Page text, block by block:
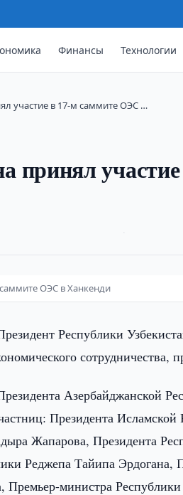
Финансы Технологии
участие в 17-м саммите ОЭС …
принял
ОЭС в Ханкенди
Республики
сотрудничества,
Азербайджанской
Президента
Жапарова, Президента
Реджепа Тайипа Эрдогана,
министра Республики